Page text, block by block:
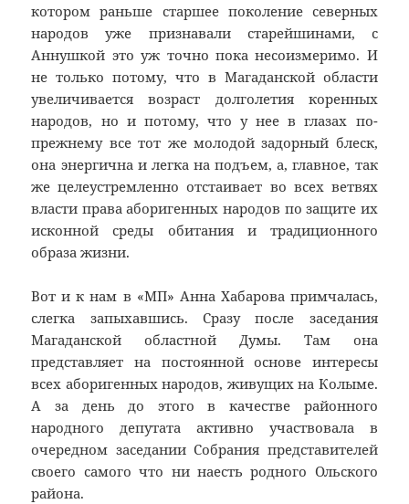
котором раньше старшее поколение северных
народов уже признавали старейшинами, с
Аннушкой это уж точно пока несоизмеримо. И
не только потому, что в Магаданской области
увеличивается возраст долголетия коренных
народов, но и потому, что у нее в глазах по-
прежнему все тот же молодой задорный блеск,
она энергична и легка на подъем, а, главное, так
же целеустремленно отстаивает во всех ветвях
власти права аборигенных народов по защите их
исконной среды обитания и традиционного
образа жизни.
Вот и к нам в «МП» Анна Хабарова примчалась,
слегка запыхавшись. Сразу после заседания
Магаданской областной Думы. Там она
представляет на постоянной основе интересы
всех аборигенных народов, живущих на Колыме.
А за день до этого в качестве районного
народного депутата активно участвовала в
очередном заседании Собрания представителей
своего самого что ни наесть родного Ольского
района.